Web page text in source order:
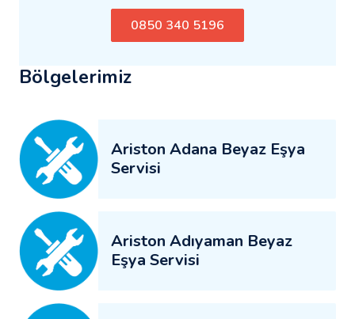
0850 340 5196
Bölgelerimiz
Ariston Adana Beyaz Eşya
Servisi
Ariston Adıyaman Beyaz
Eşya Servisi